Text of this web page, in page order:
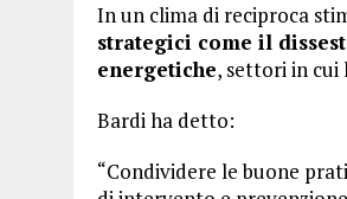
In un clima di reciproca
strategici come il
energetiche, settori in cui
Bardi ha detto:
“Condividere le buone